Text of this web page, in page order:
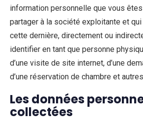
information personnelle que vous
partager à la société exploitante et
cette dernière, directement ou
identifier en tant que personne
d’une visite de site internet, d’une
d’une réservation de chambre et
Les données
collectées